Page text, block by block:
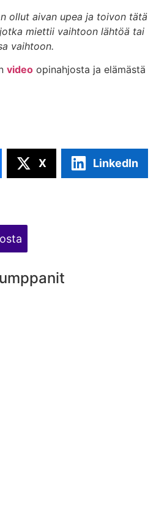
ollut aivan upea ja toivon tätä
miettii vaihtoon lähtöä tai
vaihtoon.
video opinahjosta ja elämästä
X LinkedIn